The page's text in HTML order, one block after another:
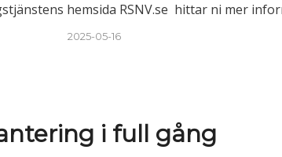
hemsida RSNV.se hittar ni mer
2025-05-16
i full gång